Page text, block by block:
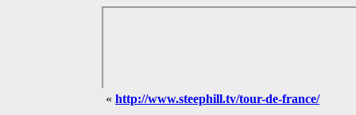
« http://www.steephill.tv/tour-de-france/